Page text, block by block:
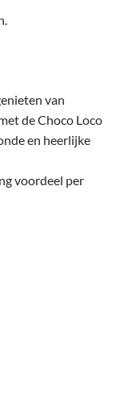
van
de Choco Loco
en heerlijke
voordeel per